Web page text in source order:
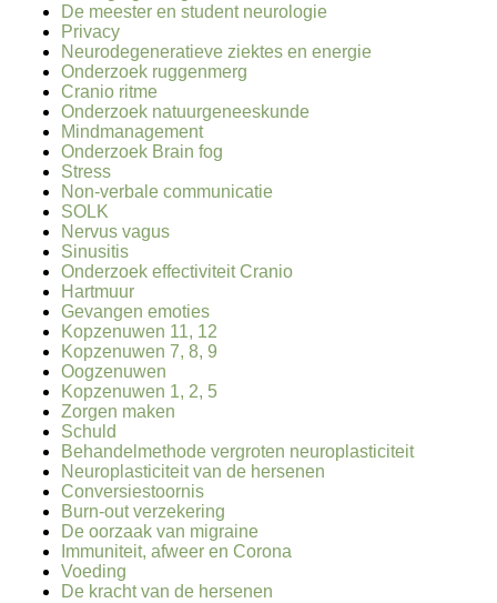
De meester en student neurologie
Privacy
Neurodegeneratieve ziektes en energie
Onderzoek ruggenmerg
Cranio ritme
Onderzoek natuurgeneeskunde
Mindmanagement
Onderzoek Brain fog
Stress
Non-verbale communicatie
SOLK
Nervus vagus
Sinusitis
Onderzoek effectiviteit Cranio
Hartmuur
Gevangen emoties
Kopzenuwen 11, 12
Kopzenuwen 7, 8, 9
Oogzenuwen
Kopzenuwen 1, 2, 5
Zorgen maken
Schuld
Behandelmethode vergroten neuroplasticiteit
Neuroplasticiteit van de hersenen
Conversiestoornis
Burn-out verzekering
De oorzaak van migraine
Immuniteit, afweer en Corona
Voeding
De kracht van de hersenen